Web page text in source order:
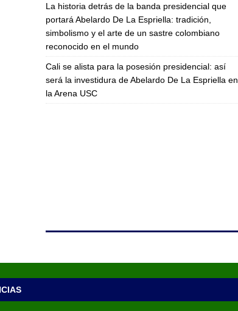
La historia detrás de la banda presidencial que
portará Abelardo De La Espriella: tradición,
simbolismo y el arte de un sastre colombiano
reconocido en el mundo
Cali se alista para la posesión presidencial: así
será la investidura de Abelardo De La Espriella en
la Arena USC